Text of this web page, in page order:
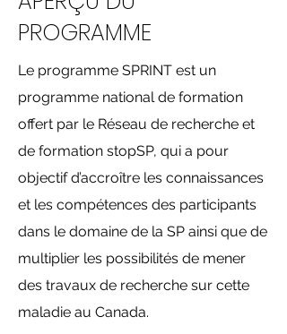
PROGRAMME
Le programme SPRINT est un
programme national de formation
offert par le Réseau de recherche et
de formation stopSP, qui a pour
objectif d’accroître les connaissances
et les compétences des participants
dans le domaine de la SP ainsi que de
multiplier les possibilités de mener
des travaux de recherche sur cette
maladie au Canada.